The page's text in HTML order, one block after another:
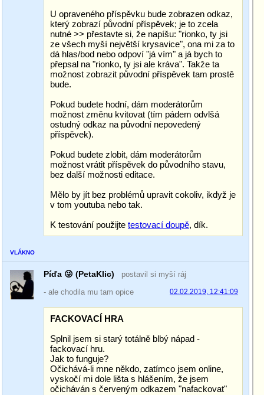
U opraveného příspěvku bude zobrazen odkaz,
který zobrazí původní příspěvek; je to zcela
nutné >> přestavte si, že napíšu: "rionko, ty jsi
ze všech myší největší krysavice", ona mi za to
dá hlas/bod nebo odpoví "já vím" a já bych to
přepsal na "rionko, ty jsi ale kráva". Takže ta
možnost zobrazit původní příspěvek tam prostě
bude.
Pokud budete hodní, dám moderátorům
možnost změnu kvitovat (tím pádem odvlšá
ostudný odkaz na původní nepovedený
příspěvek).
Pokud budete zlobit, dám moderátorům
možnost vrátit příspěvek do původního stavu,
bez další možnosti editace.
Mělo by jít bez problémů upravit cokoliv, ikdyž je
v tom youtuba nebo tak.
K testování použijte testovací doupě, dík.
VLÁKNO
Píďa 😜 (PetaKlic)
postavil si myší ráj
- ale chodila mu tam opice
02.02.2019, 12:41:09
FACKOVACÍ HRA
Splnil jsem si starý totálně blbý nápad -
fackovací hru.
Jak to funguje?
Očichává-li mne někdo, zatímco jsem online,
vyskočí mi dole lišta s hlášením, že jsem
očicháván s červeným odkazem "nafackovat"